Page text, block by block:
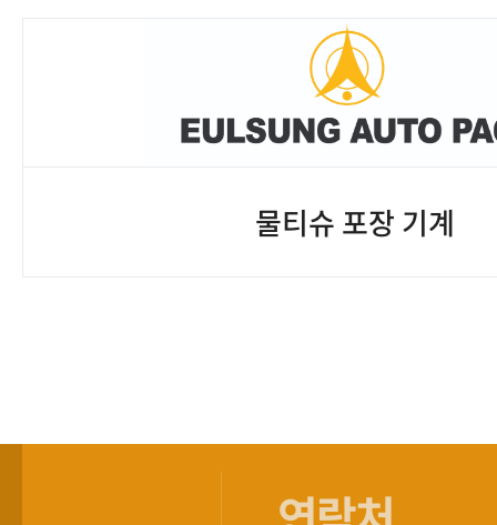
물티슈 포장 기계